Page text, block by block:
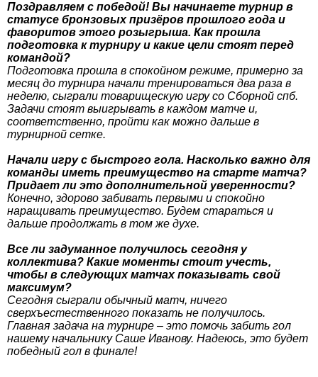
Поздравляем с победой! Вы начинаете турнир в
статусе бронзовых призёров прошлого года и
фаворитов этого розыгрыша. Как прошла
подготовка к турниру и какие цели стоят перед
командой?
Подготовка прошла в спокойном режиме, примерно за
месяц до турнира начали тренироваться два раза в
неделю, сыграли товарищескую игру со Сборной спб.
Задачи стоят выигрывать в каждом матче и,
соответственно, пройти как можно дальше в
турнирной сетке.
Начали игру с быстрого гола. Насколько важно для
команды иметь преимущество на старте матча?
Придает ли это дополнительной уверенности?
Конечно, здорово забивать первыми и спокойно
наращивать преимущество. Будем стараться и
дальше продолжать в том же духе.
Все ли задуманное получилось сегодня у
коллектива? Какие моменты стоит учесть,
чтобы в следующих матчах показывать свой
максимум?
Сегодня сыграли обычный матч, ничего
сверхъестественного показать не получилось.
Главная задача на турнире – это помочь забить гол
нашему начальнику Саше Иванову. Надеюсь, это будет
победный гол в финале!